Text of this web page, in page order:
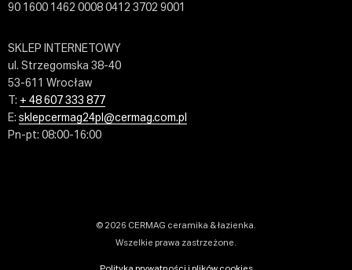
90 1600 1462 0008 0412 3702 9001
SKLEP INTERNETOWY
ul. Strzegomska 38-40
53-611 Wrocław
T: + 48 607 333 877
E: sklepcermag24pl@cermag.com.pl
Pn-pt: 08:00-16:00
© 2026 CERMAG ceramika & łazienka.
Wszelkie prawa zastrzeżone.